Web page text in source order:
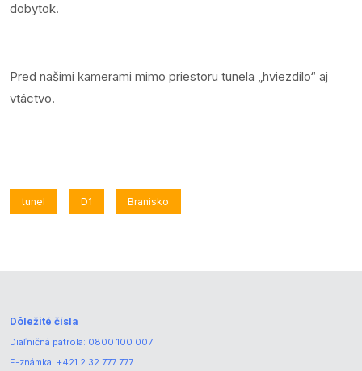
dobytok.
Pred našimi kamerami mimo priestoru tunela „hviezdilo“ aj
vtáctvo.
tunel D1 Branisko
Dôležité čísla
Diaľničná patrola: 0800 100 007
E-známka: +421 2 32 777 777